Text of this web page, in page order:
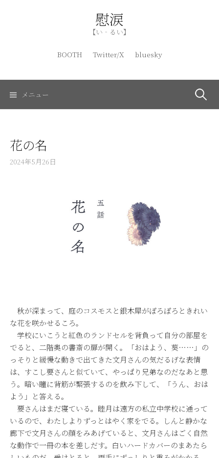
ス
慰涙
【い‐るい】
BOOTH Twitter/X bluesky
メニュー 検
花の名
2024年5月26日
秋が深まって、庭のコスモスと銀木犀がぽろぽろときれい
な花を咲かせるころ。
学校にいこうと紅色のランドセルを背負って自分の部屋を
でると、二階奥の書斎の扉が開く。「おはよう、葵……」の
っそりと緩慢な動きで出てきた文月さんの気だるげな表情
は、すこし要さんと似ていて、やっぱり兄弟なのだなあと思
う。暗い瞳に背筋が緊張するのを飲み下して、「うん、おは
よう」と答える。
要さんはまだ寝ている。睦月は遠方の私立中学校に通って
いるので、わたしよりずっとはやく家をでる。しんと静かな
廊下で文月さんの顔をみあげていると、文月さんはごく自然
な動作で一冊の本を差しだす。白いハードカバーのまあたら